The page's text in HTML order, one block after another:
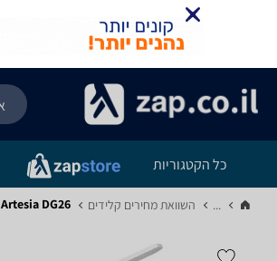
כל הקטגוריות
... השוואת מחירים קלידים‏ Artesia DG26 - מפרט